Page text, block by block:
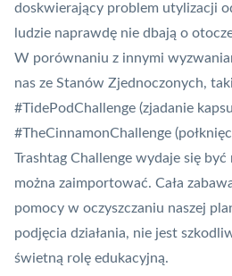
doskwierający problem utylizacji
ludzie naprawdę nie dbają o
W porównaniu z innymi
nas ze Stanów Zjednoczonych,
#TidePodChallenge (zjadanie
#TheCinnamonChallenge
Trashtag Challenge wydaje się być
można zaimportować. Cała
pomocy w oczyszczaniu naszej
podjęcia działania, nie jest
świetną rolę edukacyjną.